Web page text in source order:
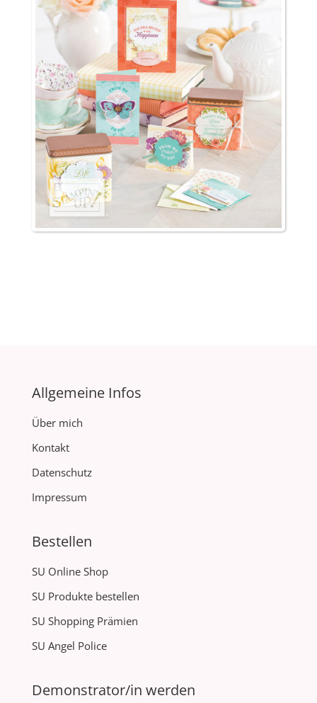
Allgemeine Infos
Über mich
Kontakt
Datenschutz
Impressum
Bestellen
SU Online Shop
SU Produkte bestellen
SU Shopping Prämien
SU Angel Police
Demonstrator/in werden